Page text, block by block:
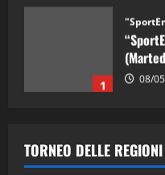
1 08/
TORNEO DELLE